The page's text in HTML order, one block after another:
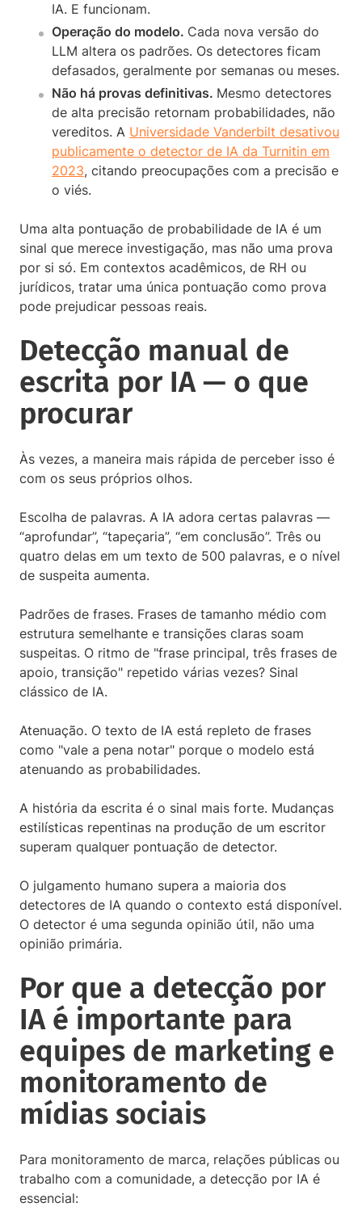
IA. E funcionam.
Operação do modelo. Cada nova versão do
LLM altera os padrões. Os detectores ficam
defasados, geralmente por semanas ou meses.
Não há provas definitivas. Mesmo detectores
de alta precisão retornam probabilidades, não
vereditos. A Universidade Vanderbilt desativou
publicamente o detector de IA da Turnitin em
2023, citando preocupações com a precisão e
o viés.
Uma alta pontuação de probabilidade de IA é um
sinal que merece investigação, mas não uma prova
por si só. Em contextos acadêmicos, de RH ou
jurídicos, tratar uma única pontuação como prova
pode prejudicar pessoas reais.
Detecção manual de
escrita por IA — o que
procurar
Às vezes, a maneira mais rápida de perceber isso é
com os seus próprios olhos.
Escolha de palavras. A IA adora certas palavras —
“aprofundar”, “tapeçaria”, “em conclusão”. Três ou
quatro delas em um texto de 500 palavras, e o nível
de suspeita aumenta.
Padrões de frases. Frases de tamanho médio com
estrutura semelhante e transições claras soam
suspeitas. O ritmo de "frase principal, três frases de
apoio, transição" repetido várias vezes? Sinal
clássico de IA.
Atenuação. O texto de IA está repleto de frases
como "vale a pena notar" porque o modelo está
atenuando as probabilidades.
A história da escrita é o sinal mais forte. Mudanças
estilísticas repentinas na produção de um escritor
superam qualquer pontuação de detector.
O julgamento humano supera a maioria dos
detectores de IA quando o contexto está disponível.
O detector é uma segunda opinião útil, não uma
opinião primária.
Por que a detecção por
IA é importante para
equipes de marketing e
monitoramento de
mídias sociais
Para monitoramento de marca, relações públicas ou
trabalho com a comunidade, a detecção por IA é
essencial: